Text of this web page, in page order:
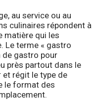
au service ou au
culinaires répondent à
matière qui les
Le terme « gastro
de gastro pour
près partout dans le
et régit le type de
le format des